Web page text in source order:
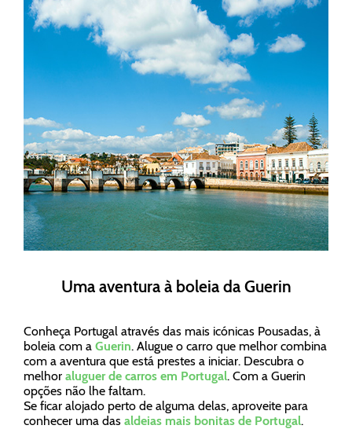
Uma aventura à boleia da Guerin
Conheça Portugal através das mais icónicas Pousadas, à
boleia com a Guerin. Alugue o carro que melhor combina
com a aventura que está prestes a iniciar. Descubra o
melhor aluguer de carros em Portugal. Com a Guerin
opções não lhe faltam.
Se ficar alojado perto de alguma delas, aproveite para
conhecer uma das aldeias mais bonitas de Portugal.